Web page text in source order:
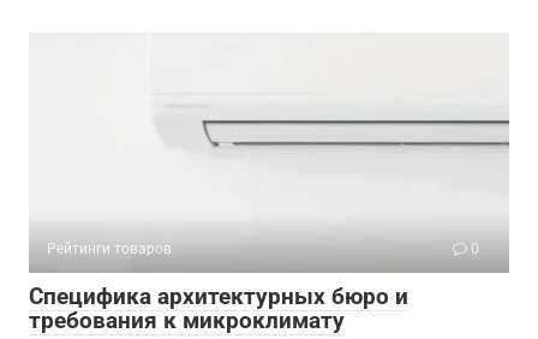
Рейтинги товаров 0
Специфика архитектурных бюро и
требования к микроклимату